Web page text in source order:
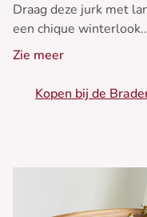
Draag deze jurk met
een chique winterlook.
• Aansluitende lange
• Flatterende V-hals
Zie meer
Kopen bij de